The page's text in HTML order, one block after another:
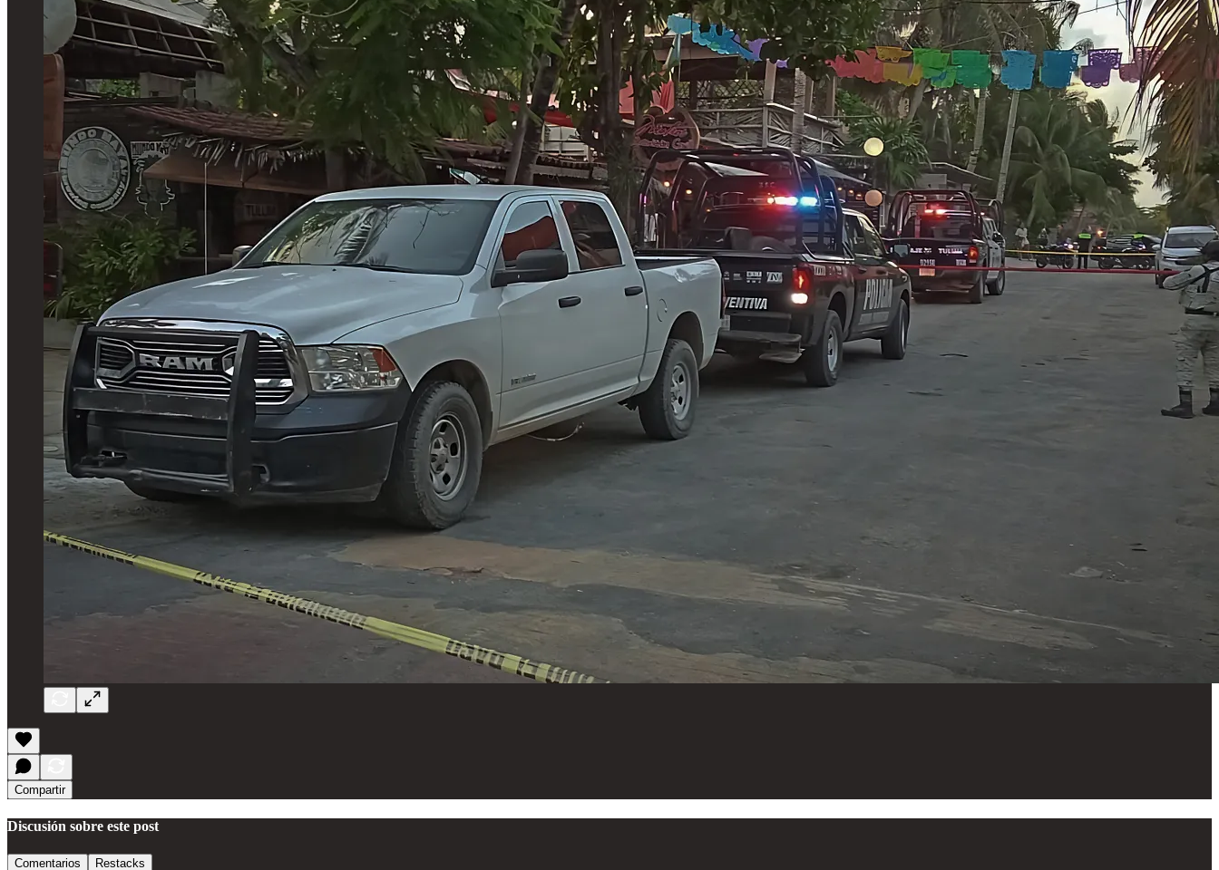
Compartir
Discusión sobre este post
Comentarios Restacks